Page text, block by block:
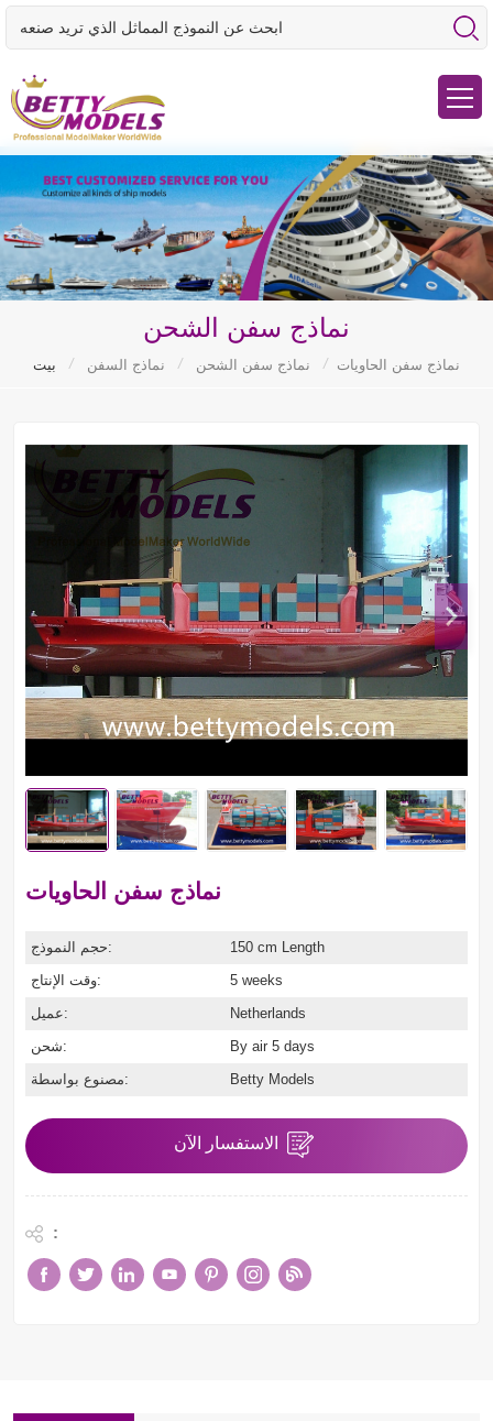
نماذج سفن الشحن
بيت / نماذج السفن / نماذج سفن الشحن / نماذج سفن الحاويات
نماذج سفن الحاويات
حجم النموذج:
150 cm Length
وقت الإنتاج:
5 weeks
عميل:
Netherlands
شحن:
By air 5 days
مصنوع بواسطة:
Betty Models
الاستفسار الآن
: